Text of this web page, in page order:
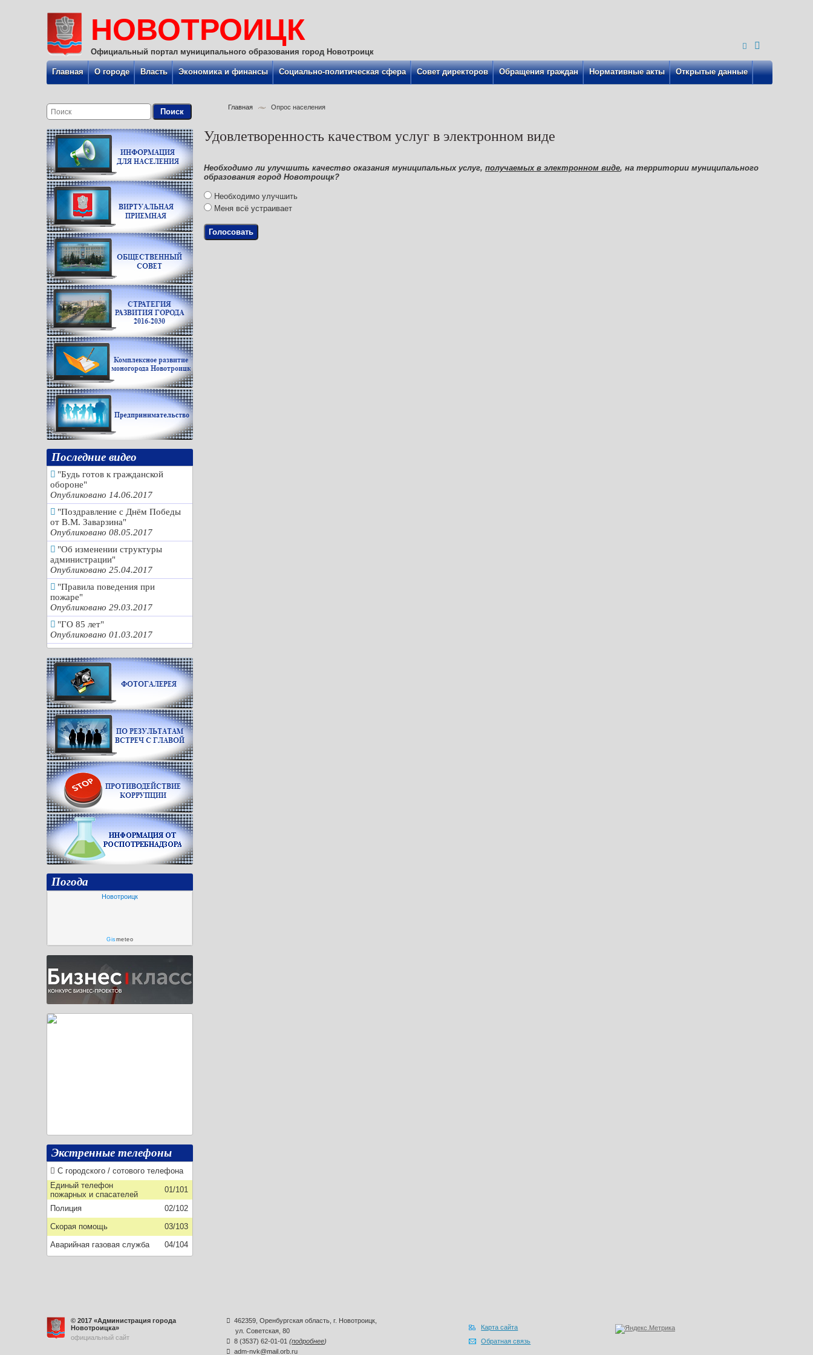
НОВОТРОИЦК
Официальный портал муниципального образования город Новотроицк
Главная О городе Власть Экономика и финансы Социально-политическая сфера Совет директоров Обращения граждан Нормативные акты Открытые данные
Последние видео
"Будь готов к гражданской
обороне"
Опубликовано 14.06.2017
"Поздравление с Днём Победы
от В.М. Заварзина"
Опубликовано 08.05.2017
"Об изменении структуры
администрации"
Опубликовано 25.04.2017
"Правила поведения при
пожаре"
Опубликовано 29.03.2017
"ГО 85 лет"
Опубликовано 01.03.2017
"История. Герои. События"
Опубликовано 01.03.2017
"Вечная память"
Опубликовано 13.02.2017
"Пять шагов благоустройства"
Опубликовано 27.01.2017
Погода
Новотроицк
Gismeteo
Экстренные телефоны
С городского / сотового телефона
Единый телефон
пожарных и спасателей
01/101
Полиция
02/102
Скорая помощь
03/103
Аварийная газовая служба
04/104
Главная Опрос населения
Удовлетворенность качеством услуг в электронном виде
Необходимо ли улучшить качество оказания муниципальных услуг, получаемых в электронном виде, на территории муниципального
образования город Новотроицк?
Необходимо улучшить
Меня всё устраивает
© 2017 «Администрация города
Новотроицка»
официальный сайт
462359, Оренбургская область, г. Новотроицк,
ул. Советская, 80
8 (3537) 62-01-01(подробнее)
adm-nvk@mail.orb.ru
Карта сайта
Обратная связь